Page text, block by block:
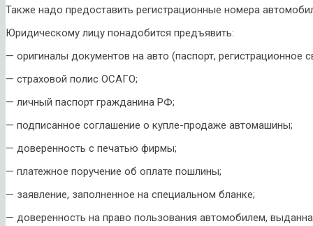
Также надо предоставить регистрационные номера
Юридическому лицу понадобится предъявить:
— оригиналы документов на авто (паспорт, регистрационное
— страховой полис ОСАГО;
— личный паспорт гражданина РФ;
— подписанное соглашение о купле-продаже автомашины;
— доверенность с печатью фирмы;
— платежное поручение об оплате пошлины;
— заявление, заполненное на специальном бланке;
— доверенность на право пользования автомобилем,